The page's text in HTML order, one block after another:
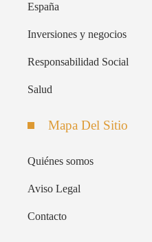
España
Inversiones y negocios
Responsabilidad Social
Salud
Mapa Del Sitio
Quiénes somos
Aviso Legal
Contacto